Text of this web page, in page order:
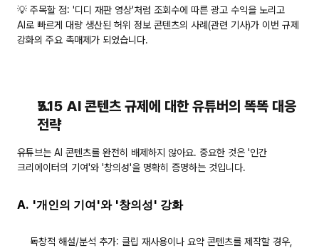
💡 주목할 점: '디디 재판 영상'처럼 조회수에 따른 광고 수익을 노리고
AI로 빠르게 대량 생산된 허위 정보 콘텐츠의 사례(관련 기사)가 이번 규제
강화의 주요 촉매제가 되었습니다.
7.15 AI 콘텐츠 규제에 대한 유튜버의 똑똑 대응
전략
유튜브는 AI 콘텐츠를 완전히 배제하지 않아요. 중요한 것은 '인간
크리에이터의 기여'와 '창의성'을 명확히 증명하는 것입니다.
A. '개인의 기여'와 '창의성' 강화
독창적 해설/분석 추가: 클립 재사용이나 요약 콘텐츠를 제작할 경우,